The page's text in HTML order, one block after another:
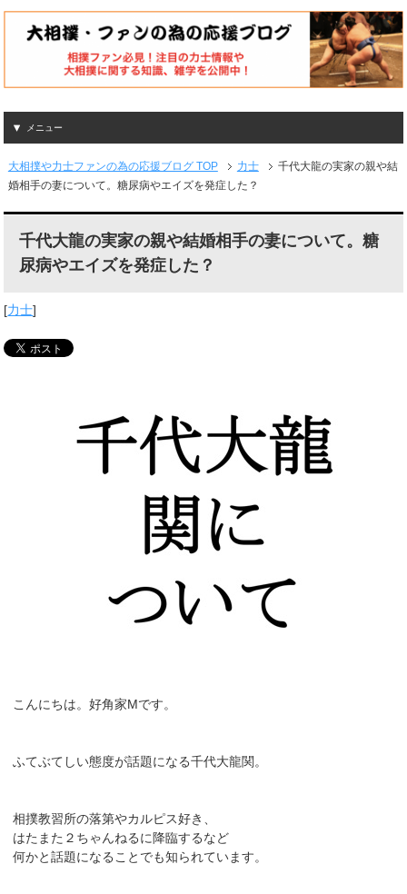
メニュー
大相撲や力士ファンの為の応援ブログ TOP 力士
千代大龍の実家の親や結
婚相手の妻について。糖尿病やエイズを発症した？
千代大龍の実家の親や結婚相手の妻について。糖
尿病やエイズを発症した？
[力士]
こんにちは。好角家Mです。
ふてぶてしい態度が話題になる千代大龍関。
相撲教習所の落第やカルピス好き、
はたまた２ちゃんねるに降臨するなど
何かと話題になることでも知られています。